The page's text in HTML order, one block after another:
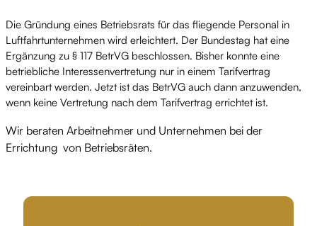
Die Gründung eines Betriebsrats für das fliegende Personal in
Luftfahrtunternehmen wird erleichtert. Der Bundestag hat eine
Ergänzung zu § 117 BetrVG beschlossen. Bisher konnte eine
betriebliche Interessenvertretung nur in einem Tarifvertrag
vereinbart werden. Jetzt ist das BetrVG auch dann anzuwenden,
wenn keine Vertretung nach dem Tarifvertrag errichtet ist.
Wir beraten Arbeitnehmer und Unternehmen bei der
Errichtung von Betriebsräten.